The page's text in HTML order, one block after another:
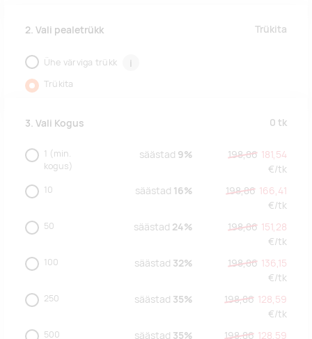
2. Vali pealetrükk Trükita
Ühe värviga trükk i
Trükita
3. Vali Kogus 0 tk
1 (min.
kogus)
säästad 9% 198,86 181,54
€/tk
10 säästad 16% 198,86 166,41
€/tk
50 säästad 24% 198,86 151,28
€/tk
100 säästad 32% 198,86 136,15
€/tk
250 säästad 35% 198,86 128,59
€/tk
500 säästad 35% 198,86 128,59